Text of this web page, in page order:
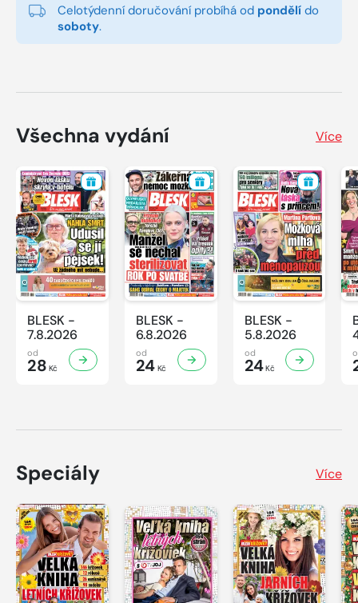
Celotýdenní doručování probíhá od pondělí do
soboty.
Všechna vydání Více
BLESK -
7.8.2026
od
28 Kč
BLESK -
6.8.2026
od
24Kč
BLESK -
5.8.2026
od
24Kč
Speciály Více